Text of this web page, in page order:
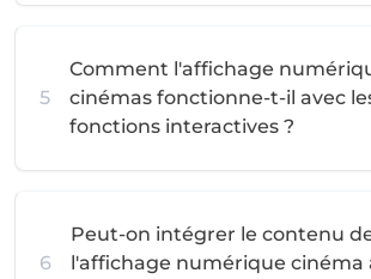
5
Comment l'affichage
cinémas fonctionne-t-il avec
fonctions interactives ?
6
Peut-on intégrer le contenu
l'affichage numérique cinéma